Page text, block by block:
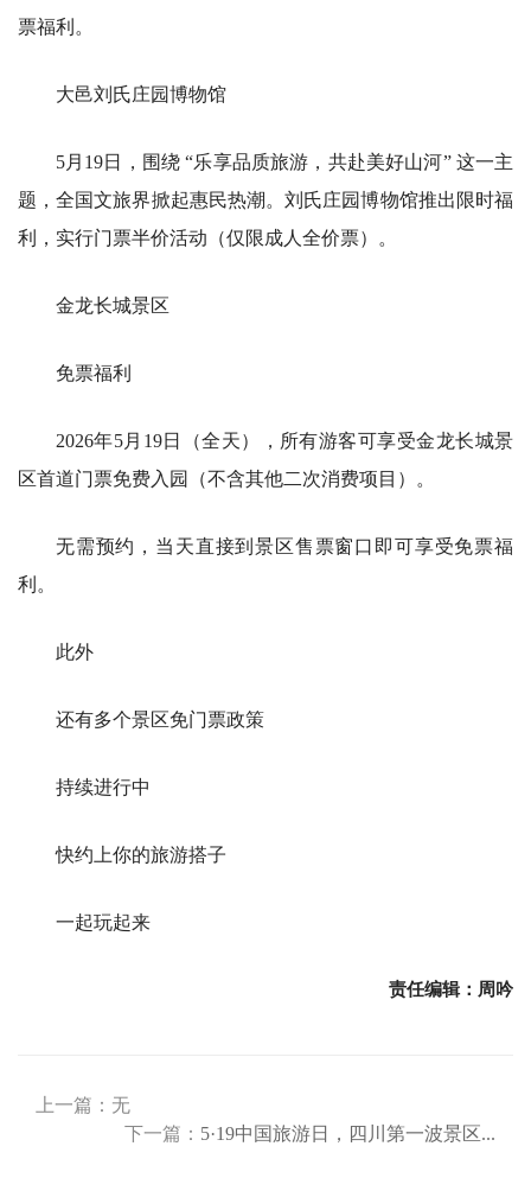
票福利。
大邑刘氏庄园博物馆
5月19日，围绕 “乐享品质旅游，共赴美好山河” 这一主
题，全国文旅界掀起惠民热潮。刘氏庄园博物馆推出限时福
利，实行门票半价活动（仅限成人全价票）。
金龙长城景区
免票福利
2026年5月19日（全天），所有游客可享受金龙长城景
区首道门票免费入园（不含其他二次消费项目）。
无需预约，当天直接到景区售票窗口即可享受免票福
利。
此外
还有多个景区免门票政策
持续进行中
快约上你的旅游搭子
一起玩起来
责任编辑：周吟
上一篇：无
下一篇： 5·19中国旅游日，四川第一波景区...